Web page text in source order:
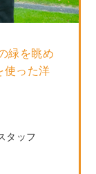
緑を眺め
使った洋
タッフ